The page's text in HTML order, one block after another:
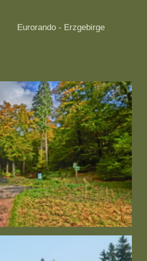
Eurorando - Erzgebirge